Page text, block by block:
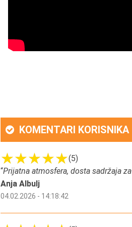
KOMENTARI KORISNIKA
(5)
“Prijatna atmosfera, dosta sadržaja
Anja Albulj
04.02.2026 - 14:18:42